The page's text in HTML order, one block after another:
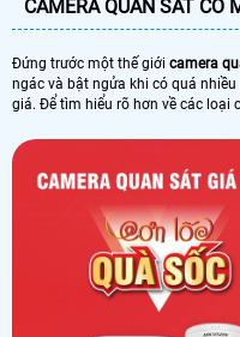
CAMERA QUAN SÁT CÓ
Đứng trước một thế giới camera
ngác và bật ngửa khi có quá
giá. Để tìm hiểu rõ hơn về các loại